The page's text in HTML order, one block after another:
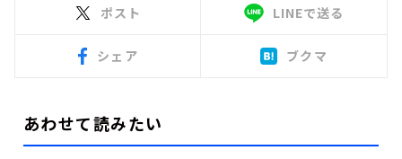
ポスト LINEで送る
シェア ブクマ
あわせて読みたい